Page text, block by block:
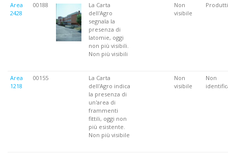
Area
2428
00188
La Carta
dell'Agro
segnala la
presenza di
latomie, oggi
non più visibili.
Non più visibili
Non
visibile
Area
1218
00155
La Carta
dell'Agro indica
la presenza di
un'area di
frammenti
fittili, oggi non
più esistente.
Non più visibile
Non
visibile
Non